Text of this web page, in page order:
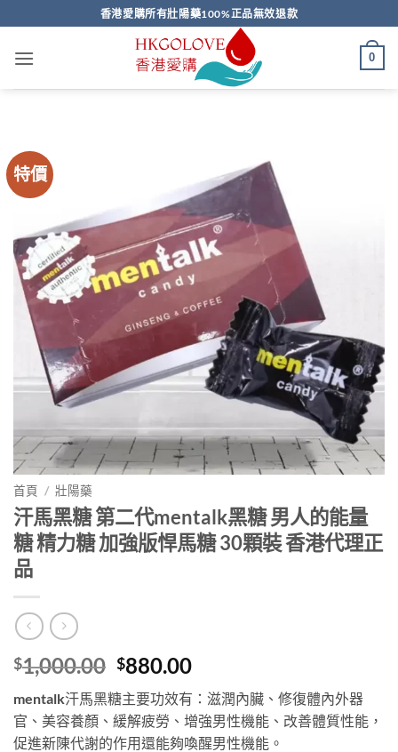
to
content
香港愛購所有壯陽藥100%正品無效退款
0
特價
首頁 / 壯陽藥
汗馬黑糖 第二代mentalk黑糖 男人的能量
糖 精力糖 加強版悍馬糖 30顆裝 香港代理正
品
$1,000.00 Original
price
was:
$1,000.00.
$880.00Current
price
is:
$880.00.
mentalk汗馬黑糖主要功效有：滋潤內臟、修復體內外器
官、美容養顏、緩解疲勞、增強男性機能、改善體質性能，
促進新陳代謝的作用還能夠喚醒男性機能。